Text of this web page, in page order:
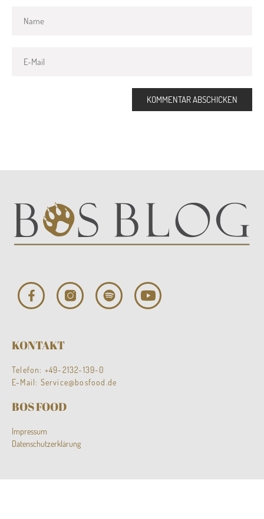
KONTAKT
Telefon: +49-2132-139-0
E-Mail: Service@bosfood.de
BOS FOOD
Impressum
Datenschutzerklärung